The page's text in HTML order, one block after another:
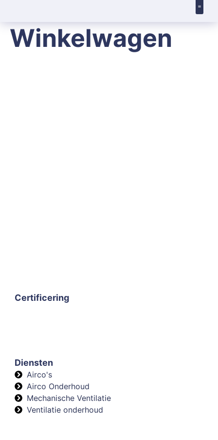
Winkelwagen
Certificering
Diensten
Airco's
Airco Onderhoud
Mechanische Ventilatie
Ventilatie onderhoud